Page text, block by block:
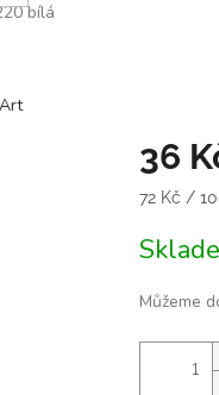
bílá
36
Měrná
72 Kč /
Můžeme